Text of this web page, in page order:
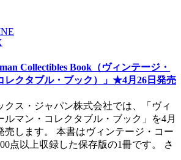
Collectibles Book（ヴィンテージ・
レクタブル・ブック）」★4月26日発売
クス・ジャパン株式会社では、「ヴィ
ルマン・コレクタブル・ブック」を4月
売します。 本書はヴィンテージ・コー
点以上収録した保存版の1冊です。 さ